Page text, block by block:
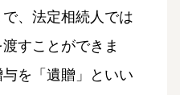
、法定相続人では
すことができま
を「遺贈」といい